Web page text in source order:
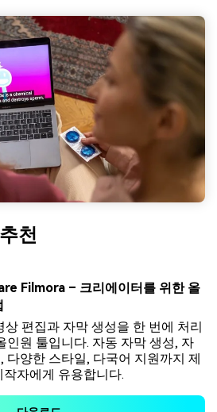
천
Filmora – 크리에이터를 위한 올
상 편집과 자막 생성을 한 번에 처리
인원 툴입니다. 자동 자막 생성, 자
다양한 스타일, 다국어 지원까지 제
작자에게 유용합니다.